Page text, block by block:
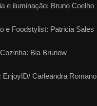
e iluminação: Bruno Coelho
e Foodstylist: Patricia Sales
Bia Brunow
EnjoyID/ Carleandra Romano